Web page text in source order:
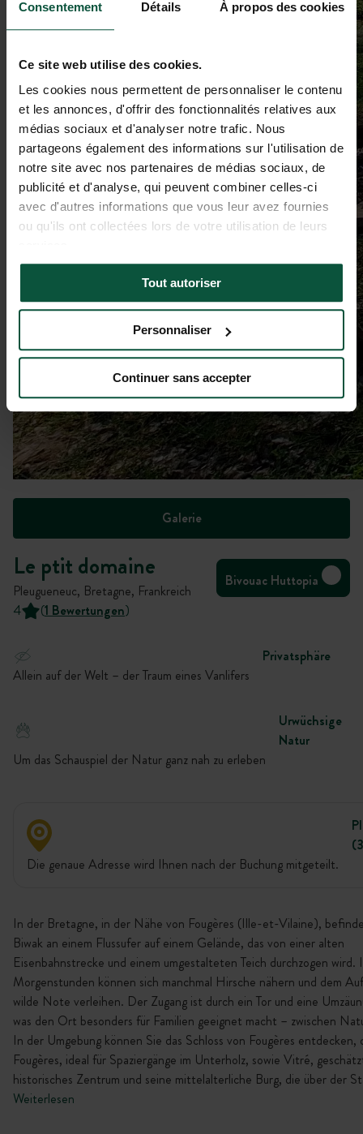
Consentement Détails À propos des cookies
Ce site web utilise des cookies.
Les cookies nous permettent de personnaliser le contenu
et les annonces, d'offrir des fonctionnalités relatives aux
médias sociaux et d'analyser notre trafic. Nous
partageons également des informations sur l'utilisation de
notre site avec nos partenaires de médias sociaux, de
publicité et d'analyse, qui peuvent combiner celles-ci
avec d'autres informations que vous leur avez fournies
ou qu'ils ont collectées lors de votre utilisation de leurs
Tout autoriser
Personnaliser
Continuer sans accepter
Galerie
Le ptit domaine
Pleugueneuc, Bretagne, Frankreich
Bivouac Huttopia
4
(1 Bewertungen)
Privatsphäre
Allein auf der Welt – der Traum eines Vanlifers
Urwüchsige
Natur
Um das Schauspiel der Natur ganz nah zu erleben
Die genaue Adresse wird Ihnen nach der Buchung mitgeteilt.
In der Bretagne, in der Nähe von Fougères (Ille-et-Vilaine),
Biwak an einem Flussufer auf einem Gelände, das von einer alten
Eisenbahnstrecke und einem umgestalteten Teich durchzogen wird.
Morgenstunden können sich manchmal Hirsche nähern und dem
wilde Note verleihen. Der Zugang ist durch ein Tor und eine
was den Ort besonders für Familien geeignet macht – zwischen
In der Umgebung können Sie das Schloss von Fougères entdecken,
Fougères, ideal für Spaziergänge im Unterholz, sowie Vitré,
historisches Zentrum und seine mittelalterliche Burg, die über der
Weiterlesen